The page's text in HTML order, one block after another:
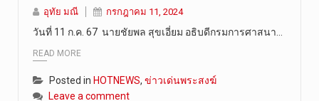
อุทัย มณี กรกฎาคม 11, 2024
วันที่ 11 ก.ค. 67 นายชัยพล สุขเอี่ยม อธิบดีกรมการศาสนา…
READ MORE
Posted in HOTNEWS, ข่าวเด่นพระสงฆ์
Leave a comment